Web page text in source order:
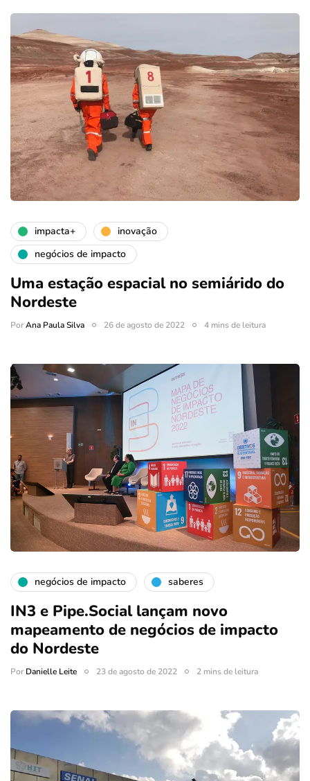
impacta+
inovação
negócios de impacto
Uma estação espacial no semiárido do
Nordeste
PorAna Paula Silva 26 de agosto de 2022 4 mins de leitura
negócios de impacto saberes
IN3 e Pipe.Social lançam novo
mapeamento de negócios de impacto
do Nordeste
PorDanielle Leite 23 de agosto de 2022 2 mins de leitura